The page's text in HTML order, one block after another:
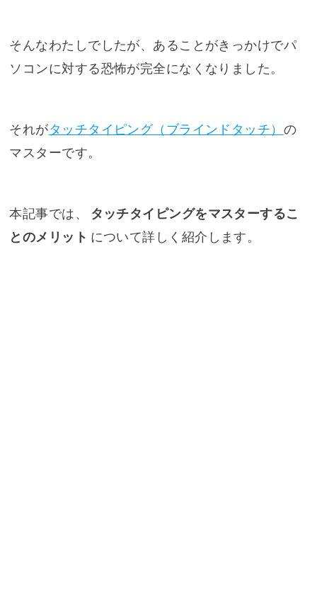
そんなわたしでしたが、あることがきっかけでパ
ソコンに対する恐怖が完全になくなりました。
それがタッチタイピング（ブラインドタッチ） の
マスターです。
本記事では、
タッチタイピングをマスターするこ
とのメリット について詳しく紹介します。